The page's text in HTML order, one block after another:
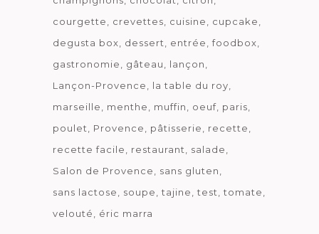
courgette
crevettes cuisine
cupcake
degusta box
dessert entrée
foodbox
gastronomie
gâteau
lançon
Lançon-Provence
la table du roy
marseille
menthe muffin oeuf paris
poulet
Provence pâtisserie
recette
recette facile
restaurant
salade
Salon de Provence
sans gluten
sans lactose
soupe tajine test tomate
velouté
éric marra